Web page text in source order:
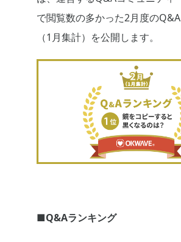
で閲覧数の多かった2月度の
（1月集計）を公開します。
■Q&Aランキング